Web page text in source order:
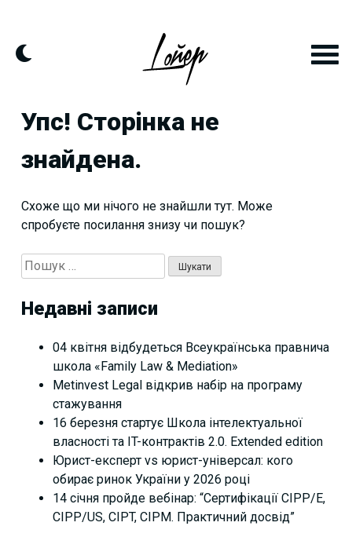
content
Упс! Сторінка не
знайдена.
Схоже що ми нічого не знайшли тут. Може
спробуєте посилання знизу чи пошук?
Пошук:
Недавні записи
04 квітня відбудеться Всеукраїнська правнича
школа «Family Law & Mediation»
Metinvest Legal відкрив набір на програму
стажування
16 березня стартує Школа інтелектуальної
власності та IT-контрактів 2.0. Extended edition
Юрист-експерт vs юрист-універсал: кого
обирає ринок України у 2026 році
14 січня пройде вебінар: “Сертифікації СІРР/Е,
CIPP/US, CIPT, CIPM. Практичний досвід”